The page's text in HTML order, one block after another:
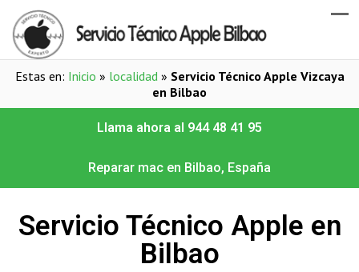
Estas en: Inicio » localidad» Servicio Técnico Apple Vizcaya
en Bilbao
Llama ahora al 944 48 41 95
Reparar mac en Bilbao, España
Servicio Técnico Apple en
Bilbao